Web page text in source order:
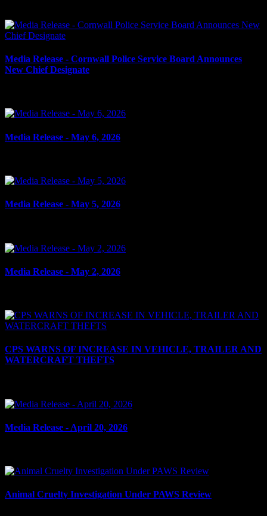
Media Release - Cornwall Police Service Board Announces
New Chief Designate
Media Release - May 6, 2026
Media Release - May 5, 2026
Media Release - May 2, 2026
CPS WARNS OF INCREASE IN VEHICLE, TRAILER AND
WATERCRAFT THEFTS
Media Release - April 20, 2026
Animal Cruelty Investigation Under PAWS Review